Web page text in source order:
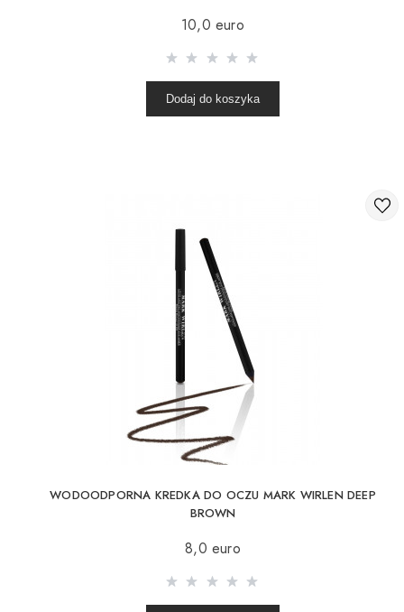
10,0 euro
Dodaj do koszyka
WODOODPORNA KREDKA DO OCZU MARK WIRLEN DEEP
BROWN
8,0 euro